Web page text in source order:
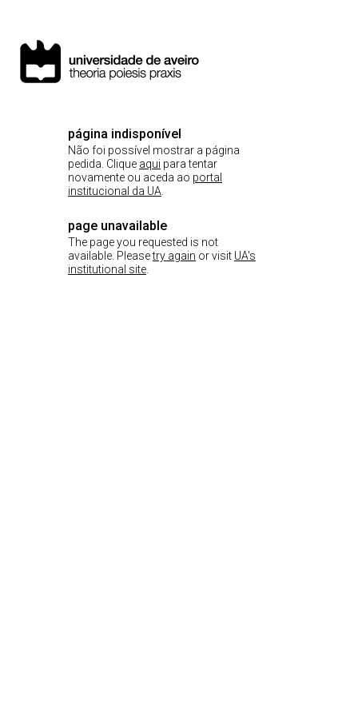
página indisponível
Não foi possível mostrar a página
pedida. Clique aqui para tentar
novamente ou aceda ao portal
institucional da UA
page unavailable
The page you requested is not
available. Pleasetry again or visit UA's
institutional site